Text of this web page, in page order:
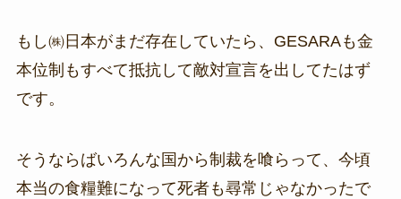
もし㈱日本がまだ存在していたら、GESARAも金
本位制もすべて抵抗して敵対宣言を出してたはず
です。
そうならばいろんな国から制裁を喰らって、今頃
本当の食糧難になって死者も尋常じゃなかったで